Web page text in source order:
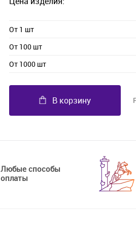
От 1 шт
От 100 шт
От 1000 шт
В корзину
Любые способы
оплаты